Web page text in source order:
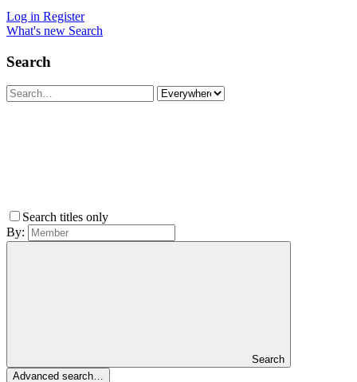
Log in Register
What's new Search
Search
Search titles only
By:
Search
Advanced search…